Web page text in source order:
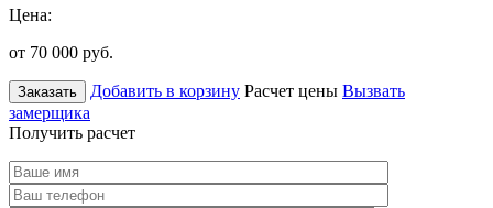
Цена:
от 70 000 руб.
Заказать Добавить в корзину Расчет цены Вызвать
замерщика
Получить расчет